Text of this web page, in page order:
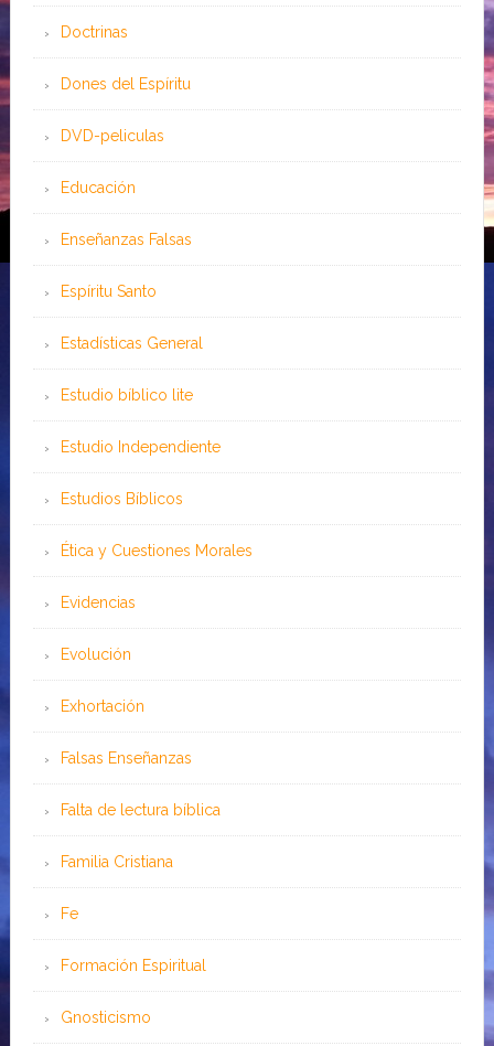
Doctrinas
Dones del Espíritu
DVD-peliculas
Educación
Enseñanzas Falsas
Espíritu Santo
Estadísticas General
Estudio bíblico lite
Estudio Independiente
Estudios Bíblicos
Ética y Cuestiones Morales
Evidencias
Evolución
Exhortación
Falsas Enseñanzas
Falta de lectura bíblica
Familia Cristiana
Fe
Formación Espiritual
Gnosticismo